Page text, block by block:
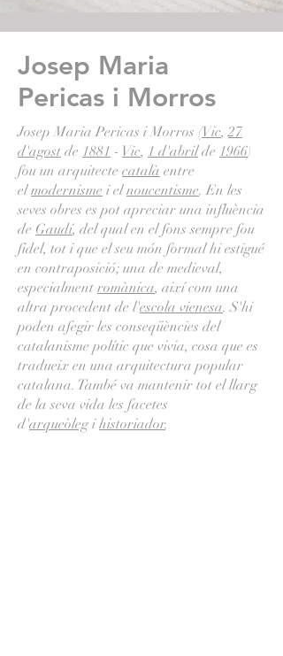
Josep Maria
Pericas i Morros
Josep Maria Pericas i Morros (Vic,27
d'agost de 1881 - Vic, 1 d'abrilde 1966)
fou un arquitecte català entre
elmodernisme i elnoucentisme. En les
seves obres es pot apreciar una influència
de Gaudí, del qual en el fons sempre fou
fidel, tot i que el seu món formal hi estigué
en contraposició; una de medieval,
especialment romànica, així com una
altra procedent de l'escola vienesa. S'hi
poden afegir les conseqüències del
catalanisme polític que vivia, cosa que es
tradueix en una arquitectura popular
catalana. També va mantenir tot el llarg
de la seva vida les facetes
d'arqueòlegihistoriador.